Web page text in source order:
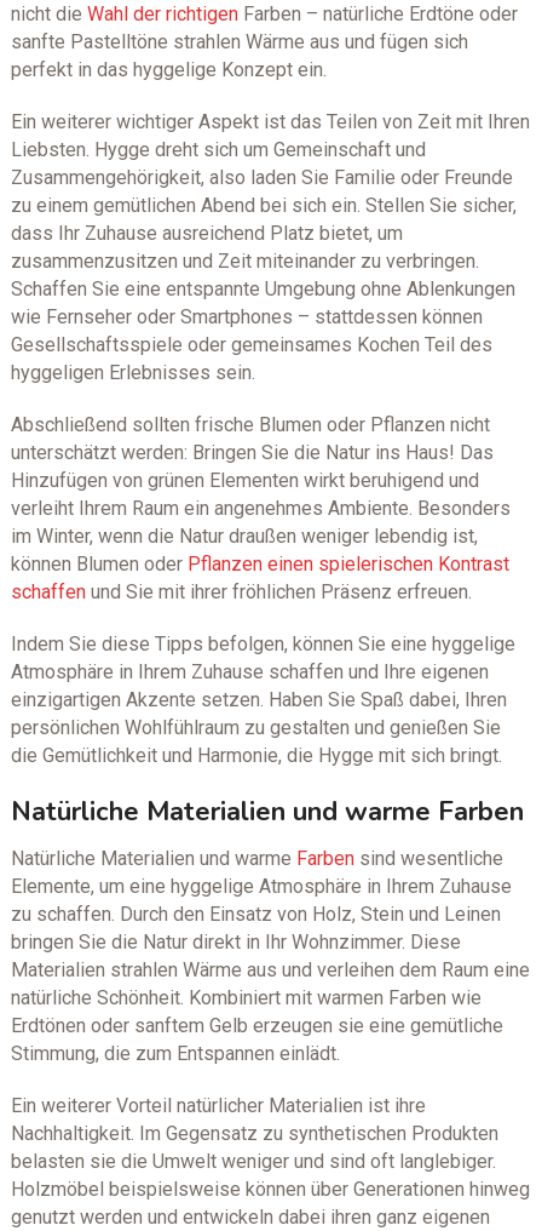
nicht die Wahl der richtigenFarben – natürliche Erdtöne oder
sanfte Pastelltöne strahlen Wärme aus und fügen sich
perfekt in das hyggelige Konzept ein.
Ein weiterer wichtiger Aspekt ist das Teilen von Zeit mit Ihren
Liebsten. Hygge dreht sich um Gemeinschaft und
Zusammengehörigkeit, also laden Sie Familie oder Freunde
zu einem gemütlichen Abend bei sich ein. Stellen Sie sicher,
dass Ihr Zuhause ausreichend Platz bietet, um
zusammenzusitzen und Zeit miteinander zu verbringen.
Schaffen Sie eine entspannte Umgebung ohne Ablenkungen
wie Fernseher oder Smartphones – stattdessen können
Gesellschaftsspiele oder gemeinsames Kochen Teil des
hyggeligen Erlebnisses sein.
Abschließend sollten frische Blumen oder Pflanzen nicht
unterschätzt werden: Bringen Sie die Natur ins Haus! Das
Hinzufügen von grünen Elementen wirkt beruhigend und
verleiht Ihrem Raum ein angenehmes Ambiente. Besonders
im Winter, wenn die Natur draußen weniger lebendig ist,
können Blumen oder Pflanzen einen spielerischen Kontrast
schaffenund Sie mit ihrer fröhlichen Präsenz erfreuen.
Indem Sie diese Tipps befolgen, können Sie eine hyggelige
Atmosphäre in Ihrem Zuhause schaffen und Ihre eigenen
einzigartigen Akzente setzen. Haben Sie Spaß dabei, Ihren
persönlichen Wohlfühlraum zu gestalten und genießen Sie
die Gemütlichkeit und Harmonie, die Hygge mit sich bringt.
Natürliche Materialien und warme Farben
Natürliche Materialien und warme Farbensind wesentliche
Elemente, um eine hyggelige Atmosphäre in Ihrem Zuhause
zu schaffen. Durch den Einsatz von Holz, Stein und Leinen
bringen Sie die Natur direkt in Ihr Wohnzimmer. Diese
Materialien strahlen Wärme aus und verleihen dem Raum eine
natürliche Schönheit. Kombiniert mit warmen Farben wie
Erdtönen oder sanftem Gelb erzeugen sie eine gemütliche
Stimmung, die zum Entspannen einlädt.
Ein weiterer Vorteil natürlicher Materialien ist ihre
Nachhaltigkeit. Im Gegensatz zu synthetischen Produkten
belasten sie die Umwelt weniger und sind oft langlebiger.
Holzmöbel beispielsweise können über Generationen hinweg
genutzt werden und entwickeln dabei ihren ganz eigenen